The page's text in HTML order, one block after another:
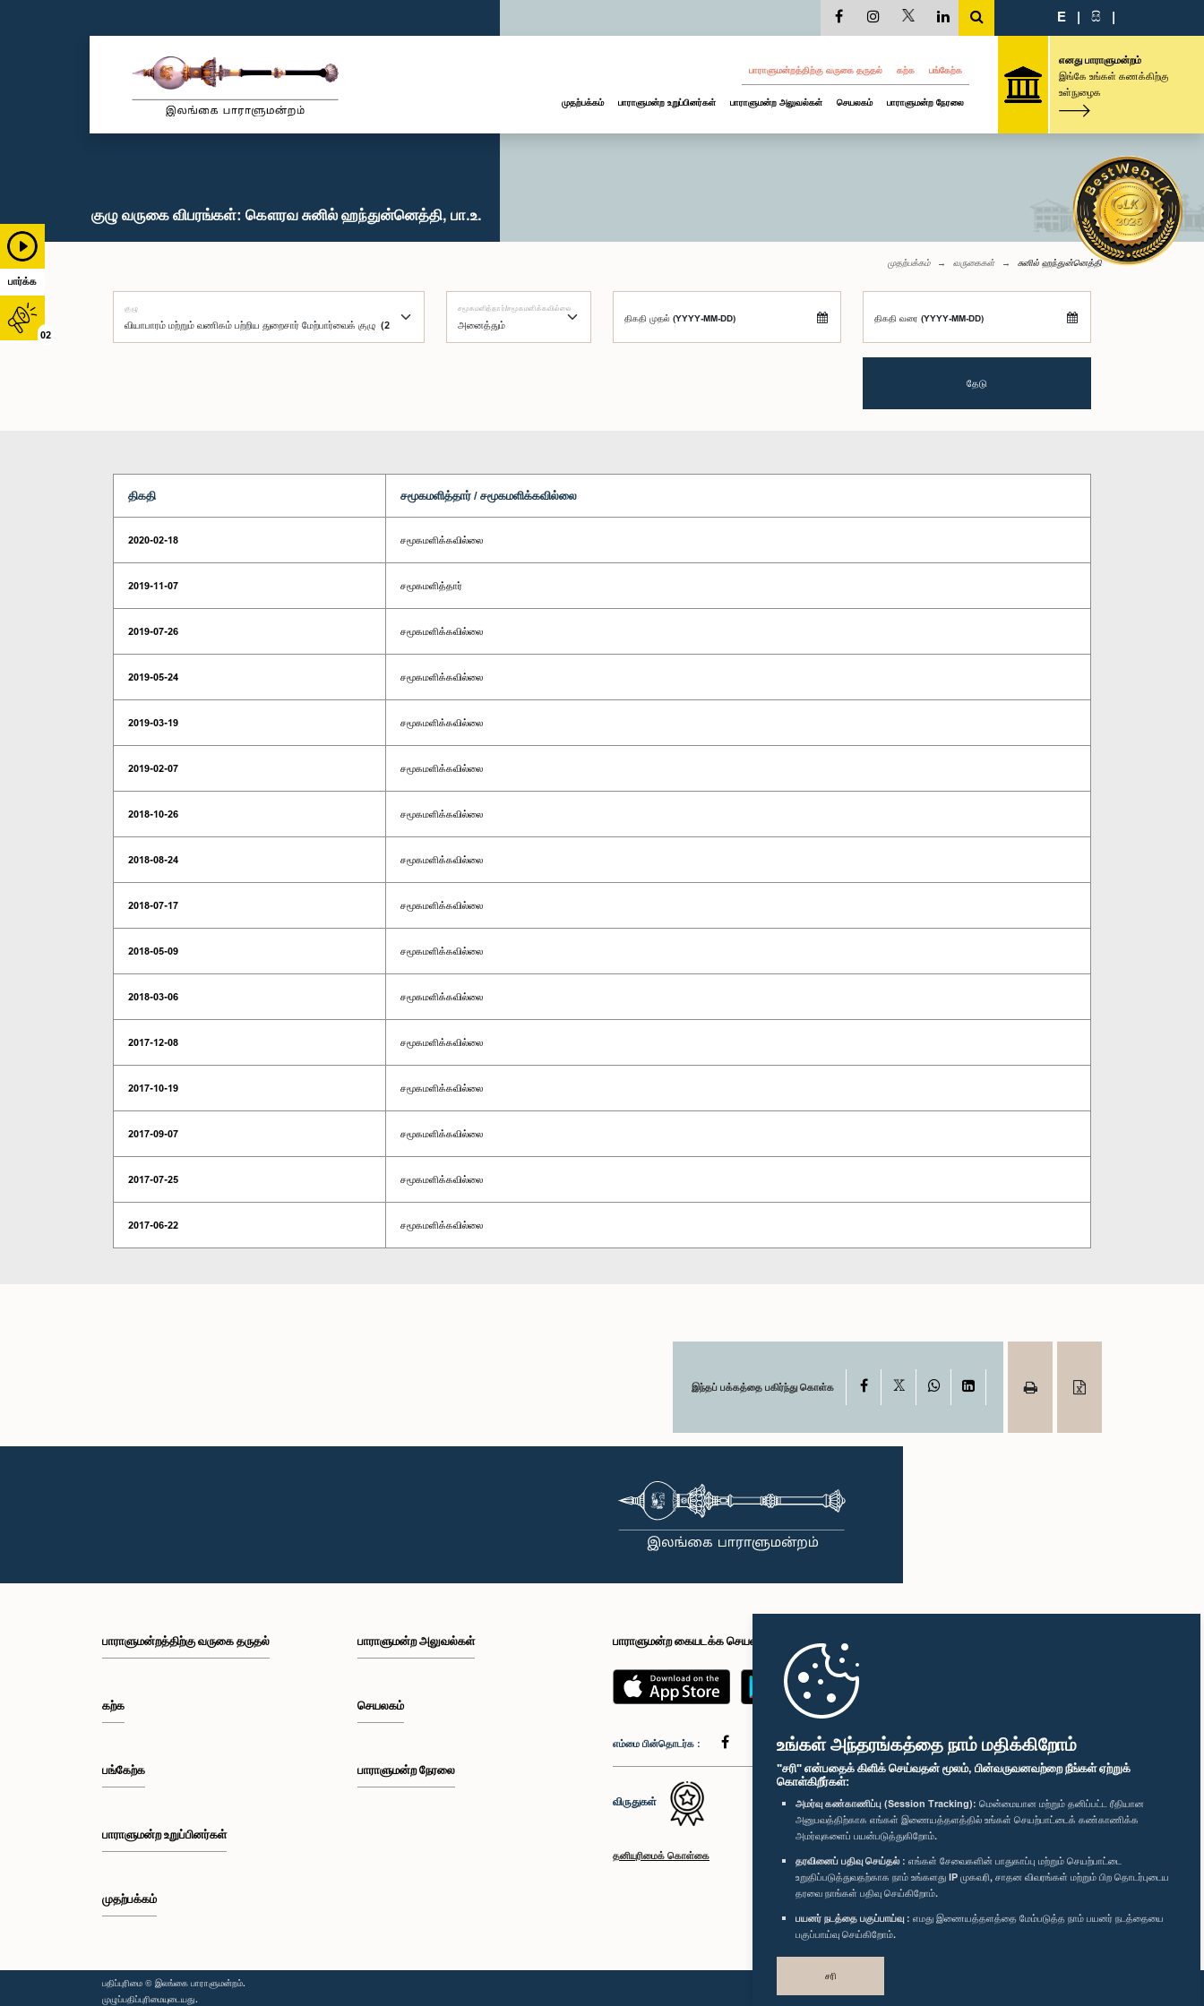
உங்கள் அந்தரங்கத்தை நாம் மதிக்கிறோம்
"சரி" என்பதைக் கிளிக் செய்வதன் மூலம், பின்வருவனவற்றை நீங்கள் ஏற்றுக்
கொள்கிறீர்கள்:
அமர்வு கண்காணிப்பு (Session Tracking): மென்மையான மற்றும் தனிப்பட்ட ரீதியான
அனுபவத்திற்காக எங்கள் இணையத்தளத்தில் உங்கள் செயற்பாட்டைக் கண்காணிக்க
அமர்வுகளைப் பயன்படுத்துகிறோம்.
தரவினைப் பதிவு செய்தல் : எங்கள் சேவைகளின் பாதுகாப்பு மற்றும் செயற்பாட்டை
உறுதிப்படுத்துவதற்காக நாம் உங்களது IP முகவரி, சாதன விவரங்கள் மற்றும் பிற தொடர்புடைய
தரவை நாங்கள் பதிவு செய்கிறோம்.
பயனர் நடத்தை பகுப்பாய்வு : எமது இணையத்தளத்தை மேம்படுத்த நாம் பயனர் நடத்தையை
பகுப்பாய்வு செய்கிறோம்.
சரி
பார்க்க
02
E | සි |
பாராளுமன்றத்திற்கு வருகை தருதல் கற்க பங்கேற்க
முதற்பக்கம் பாராளுமன்ற உறுப்பினர்கள் பாராளுமன்ற அலுவல்கள் செயலகம் பாராளுமன்ற நேரலை
எனது பாராளுமன்றம்
இங்கே உங்கள் கணக்கிற்கு
உள்நுழைக
குழு வருகை விபரங்கள்: கௌரவ சுனில் ஹந்துன்னெத்தி, பா.உ.
முதற்பக்கம் வருகைகள் சுனில் ஹந்துன்னெத்தி
குழு சமூகமளித்தார்/சமூகமளிக்கவில்லை
திகதி முதல் (YYYY-MM-DD) திகதி வரை (YYYY-MM-DD)
தேடு
திகதி சமூகமளித்தார் / சமூகமளிக்கவில்லை
2020-02-18 சமூகமளிக்கவில்லை
2019-11-07 சமூகமளித்தார்
2019-07-26 சமூகமளிக்கவில்லை
2019-05-24 சமூகமளிக்கவில்லை
2019-03-19 சமூகமளிக்கவில்லை
2019-02-07 சமூகமளிக்கவில்லை
2018-10-26 சமூகமளிக்கவில்லை
2018-08-24 சமூகமளிக்கவில்லை
2018-07-17 சமூகமளிக்கவில்லை
2018-05-09 சமூகமளிக்கவில்லை
2018-03-06 சமூகமளிக்கவில்லை
2017-12-08 சமூகமளிக்கவில்லை
2017-10-19 சமூகமளிக்கவில்லை
2017-09-07 சமூகமளிக்கவில்லை
2017-07-25 சமூகமளிக்கவில்லை
2017-06-22 சமூகமளிக்கவில்லை
இந்தப் பக்கத்தை பகிர்ந்து கொள்க Facebook WhatsAppLinkedIn
பாராளுமன்றத்திற்கு வருகை தருதல்
கற்க
பங்கேற்க
பாராளுமன்ற உறுப்பினர்கள்
முதற்பக்கம்
பாராளுமன்ற அலுவல்கள்
செயலகம்
பாராளுமன்ற நேரலை
பாராளுமன்ற கையடக்க செயலி
எம்மை பின்தொடர்க :
விருதுகள்
தனியுரிமைக் கொள்கை
பதிப்புரிமை © இலங்கை பாராளுமன்றம்.
முழுப்பதிப்புரிமையுடையது.